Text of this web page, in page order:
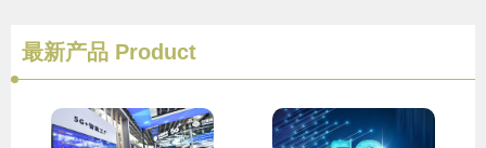
最新产品 Product